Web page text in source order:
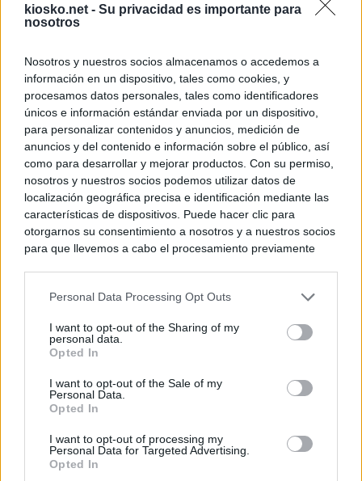
kiosko.net - Su privacidad es importante para
nosotros
Nosotros y nuestros socios almacenamos o accedemos a
información en un dispositivo, tales como cookies, y
procesamos datos personales, tales como identificadores
únicos e información estándar enviada por un dispositivo,
para personalizar contenidos y anuncios, medición de
anuncios y del contenido e información sobre el público, así
como para desarrollar y mejorar productos. Con su permiso,
nosotros y nuestros socios podemos utilizar datos de
localización geográfica precisa e identificación mediante las
características de dispositivos. Puede hacer clic para
otorgarnos su consentimiento a nosotros y a nuestros socios
para que llevemos a cabo el procesamiento previamente
negar su consentimiento. Tenga en cuenta que algún
de su consentimiento, pero usted tiene el derecho de
rechazar tal procesamiento. Sus preferencias se aplicarán
cualquier momento entrando de nuevo en este sitio web o
visitando nuestra política de privacidad.
Personal Data Processing Opt Outs
I want to opt-out of the Sharing of my
personal data.
Opted In
I want to opt-out of the Sale of my
Personal Data.
Opted In
I want to opt-out of processing my
Personal Data for Targeted Advertising.
Opted In